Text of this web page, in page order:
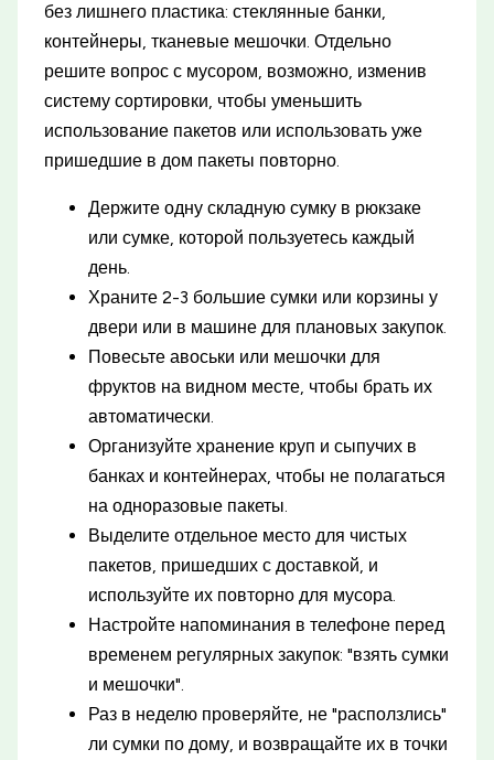
без лишнего пластика: стеклянные банки,
контейнеры, тканевые мешочки. Отдельно
решите вопрос с мусором, возможно, изменив
систему сортировки, чтобы уменьшить
использование пакетов или использовать уже
пришедшие в дом пакеты повторно.
Держите одну складную сумку в рюкзаке
или сумке, которой пользуетесь каждый
день.
Храните 2-3 большие сумки или корзины у
двери или в машине для плановых закупок.
Повесьте авоськи или мешочки для
фруктов на видном месте, чтобы брать их
автоматически.
Организуйте хранение круп и сыпучих в
банках и контейнерах, чтобы не полагаться
на одноразовые пакеты.
Выделите отдельное место для чистых
пакетов, пришедших с доставкой, и
используйте их повторно для мусора.
Настройте напоминания в телефоне перед
временем регулярных закупок: "взять сумки
и мешочки".
Раз в неделю проверяйте, не "расползлись"
ли сумки по дому, и возвращайте их в точки